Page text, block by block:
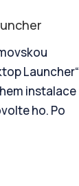
Launcher“
instalace
ho. Po